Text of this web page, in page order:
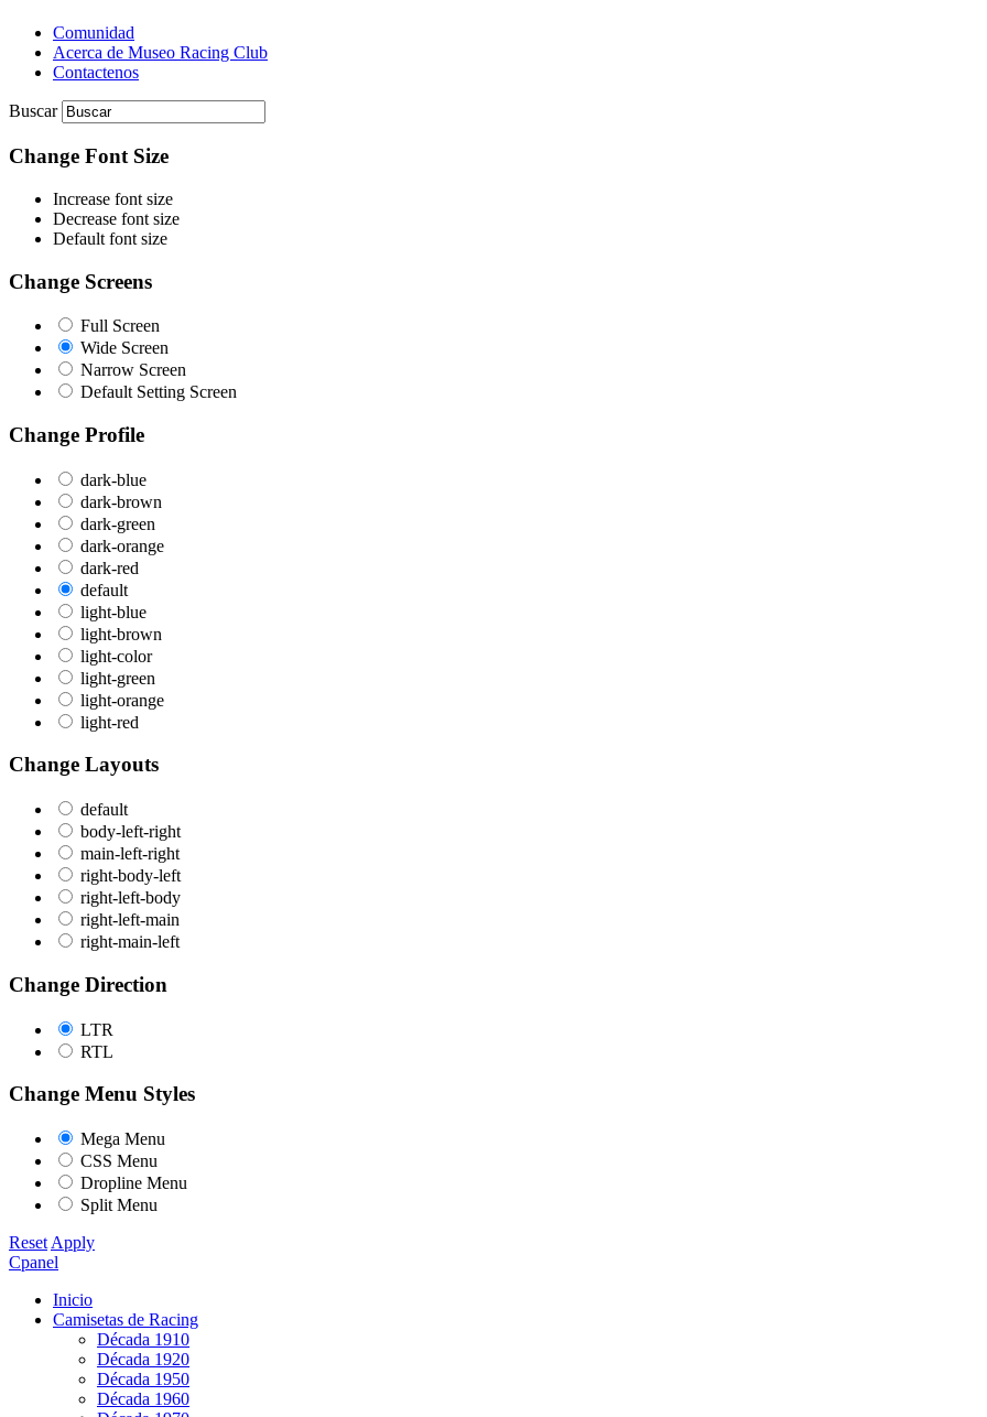
Comunidad
Acerca de Museo Racing Club
Contactenos
Buscar
Change Font Size
Increase font size
Decrease font size
Default font size
Change Screens
Full Screen
Wide Screen
Narrow Screen
Default Setting Screen
Change Profile
dark-blue
dark-brown
dark-green
dark-orange
dark-red
default
light-blue
light-brown
light-color
light-green
light-orange
light-red
Change Layouts
default
body-left-right
main-left-right
right-body-left
right-left-body
right-left-main
right-main-left
Change Direction
LTR
RTL
Change Menu Styles
Mega Menu
CSS Menu
Dropline Menu
Split Menu
Reset Apply
Cpanel
Inicio
Camisetas de Racing
Década 1910
Década 1920
Década 1950
Década 1960